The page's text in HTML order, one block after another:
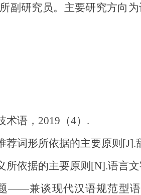
副研究员。主要研究方向
语，2019（4）.
词形所依据的主要原则[J].
依据的主要原则[N].语言文
兼谈现代汉语规范型语